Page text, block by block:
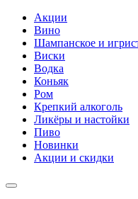
Акции
Вино
Шампанское и
Виски
Водка
Коньяк
Ром
Крепкий алкоголь
Ликёры и настойки
Пиво
Новинки
Акции и скидки